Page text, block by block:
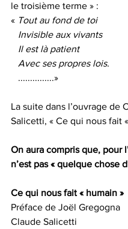
le troisième terme » :
« Tout au fond de toi
   Invisible aux vivants
   Il est là patient
   Avec ses propres lois.
   ...............»
La suite dans l’ouvrage de
Salicetti, « Ce qui nous fait
On aura compris que, pour
n’est pas « quelque chose
Ce qui nous fait « humain »
Préface de Joël Gregogna
Claude Salicetti